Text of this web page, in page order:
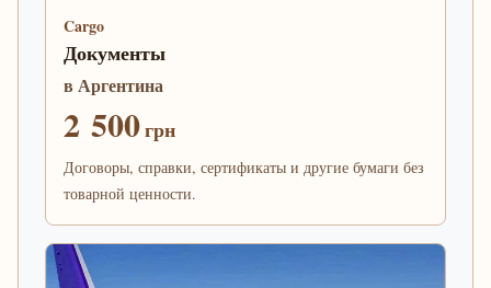
Cargo
Документы
в Аргентина
2 500грн
Договоры, справки, сертификаты и другие бумаги без
товарной ценности.